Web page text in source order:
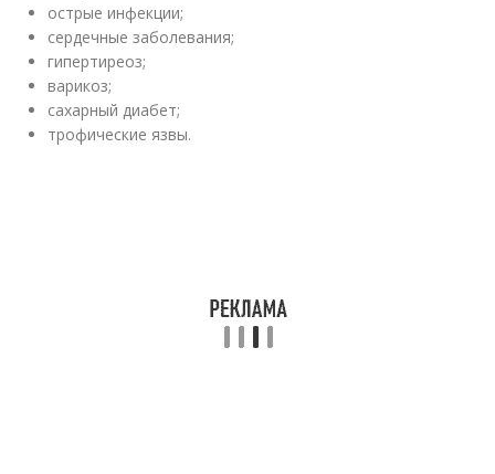
острые инфекции;
сердечные заболевания;
гипертиреоз;
варикоз;
сахарный диабет;
трофические язвы.